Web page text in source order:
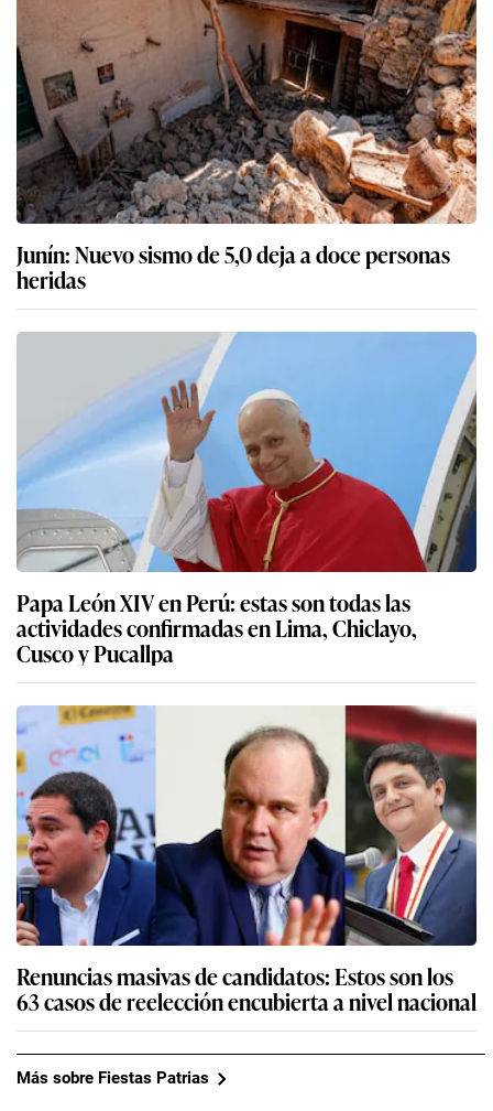
Junín: Nuevo sismo de 5,0 deja a doce personas
heridas
Papa León XIV en Perú: estas son todas las
actividades confirmadas en Lima, Chiclayo,
Cusco y Pucallpa
Renuncias masivas de candidatos: Estos son los
63 casos de reelección encubierta a nivel nacional
Más sobre Fiestas Patrias